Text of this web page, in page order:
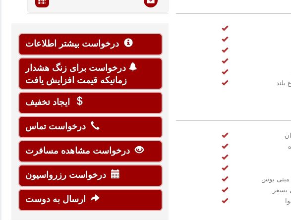
بلند
مینی بوس
بسفر
درخواست بیشتر اطلاعات
درخواست برای زنگ هشدار
زمانیکه قیمت افزایش یافت
ایجاد تخفیف
درخواست تماس
درخواست مشاهده مسافرت
درخواست رزرواسیون
ارسال به دوست